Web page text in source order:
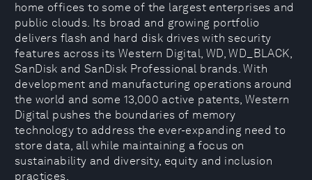
home offices to some of the largest enterprises and
public clouds. Its broad and growing portfolio
delivers flash and hard disk drives with security
features across its Western Digital, WD, WD_BLACK,
SanDisk and SanDisk Professional brands. With
development and manufacturing operations around
the world and some 13,000 active patents, Western
Digital pushes the boundaries of memory
technology to address the ever-expanding need to
store data, all while maintaining a focus on
sustainability and diversity, equity and inclusion
practices.